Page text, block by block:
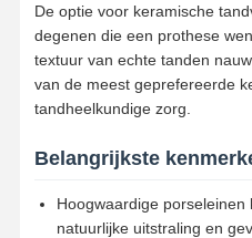
De optie voor keramische
degenen die een prothese
textuur van echte tanden
van de meest geprefereerde
tandheelkundige zorg.
Belangrijkste
Hoogwaardige porseleinen
natuurlijke uitstraling en